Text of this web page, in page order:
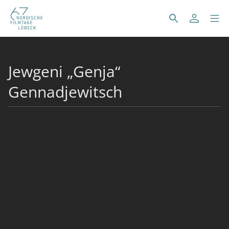
Jewgeni „Genja“
Gennadjewitsch